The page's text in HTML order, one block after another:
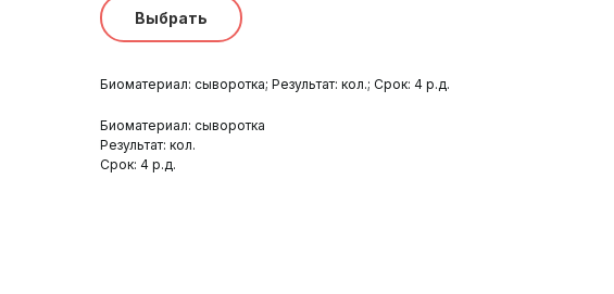
Выбрать
Биоматериал: сыворотка; Результат: кол.; Срок: 4 р.д.
Биоматериал: сыворотка
Результат: кол.
Срок: 4 р.д.